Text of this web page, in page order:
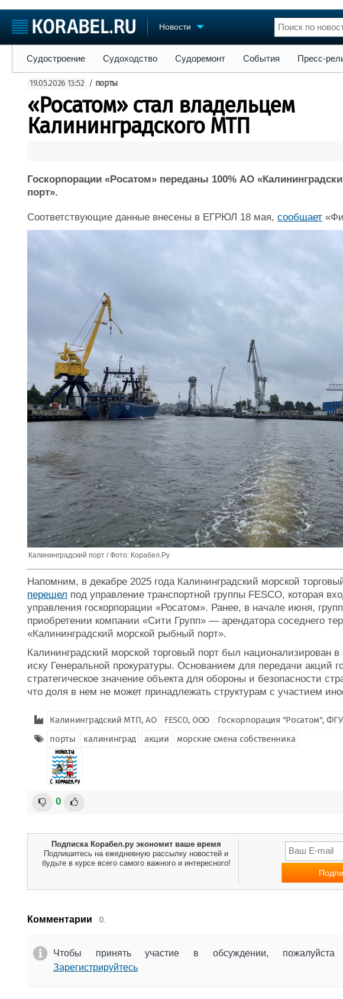
Новости
Судостроение
Пульс
Новости
Компании
Репутация
Журнал
Реклама
Торговая площадка
Доска объявлений
Продажа флота
Изделия
Конференции
Личности
Словарь
Судостроение Судоходство Судоремонт События Пресс-
19.05.2026 13:52 / порты
«Росатом» стал владельцем
Калининградского МТП
Госкорпорации «Росатом» переданы 100% АО
порт».
Соответствующие данные внесены в ЕГРЮЛ 18 мая, сообщает
Калининградский порт / Фото: Корабел.Ру
Напомним, в декабре 2025 года Калининградский морской
перешел под управление транспортной группы FESCO, которая
управления госкорпорации «Росатом». Ранее, в начале июня,
приобретении компании «Сити Групп» — арендатора соседнего
«Калининградский морской рыбный порт».
Калининградский морской торговый порт был национализирован в
иску Генеральной прокуратуры. Основанием для передачи акций
стратегическое значение объекта для обороны и безопасности
что доля в нем не может принадлежать структурам с участием
Калининградский МТП, АО FESCO, ООО
Госкорпорация "Росатом",
порты
калининград акции морские смена собственника
0
Подписка Корабел.ру экономит ваше время
Подпишитесь на ежедневную рассылку новостей и
будьте в курсе всего самого важного и интересного!
Комментарии 0.
Чтобы принять участие в обсуждении,
Зарегистрируйтесь